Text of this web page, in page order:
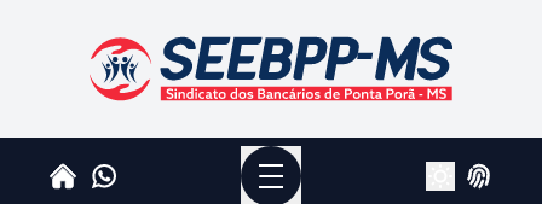
SEEBPPMS - Sindicato dos Bancários de Ponta
HomeWhatsapp
Menu
AlterarLogin